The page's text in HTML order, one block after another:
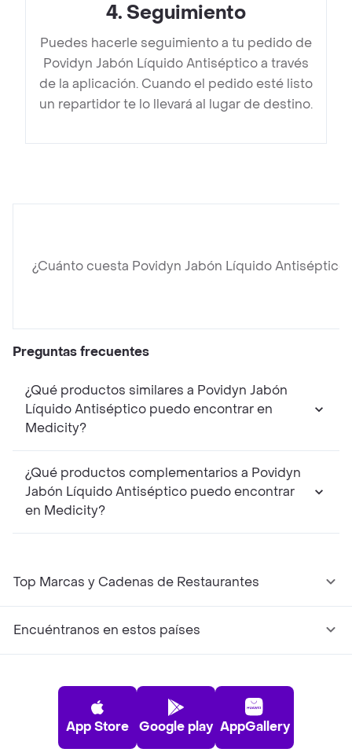
4. Seguimiento
Puedes hacerle seguimiento a tu pedido de
Povidyn Jabón Líquido Antiséptico a través
de la aplicación. Cuando el pedido esté listo
un repartidor te lo llevará al lugar de destino.
¿Cuánto cuesta Povidyn Jabón Líquido Antiséptico?
Preguntas frecuentes
¿Qué productos similares a Povidyn Jabón
Líquido Antiséptico puedo encontrar en
Medicity?
¿Qué productos complementarios a Povidyn
Jabón Líquido Antiséptico puedo encontrar
en Medicity?
Top Marcas y Cadenas de Restaurantes
Encuéntranos en estos países
App Store Google play AppGallery